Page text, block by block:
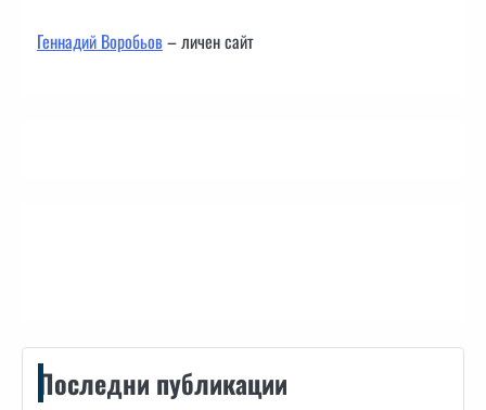
Геннадий Воробьов– личен сайт
Последни публикации